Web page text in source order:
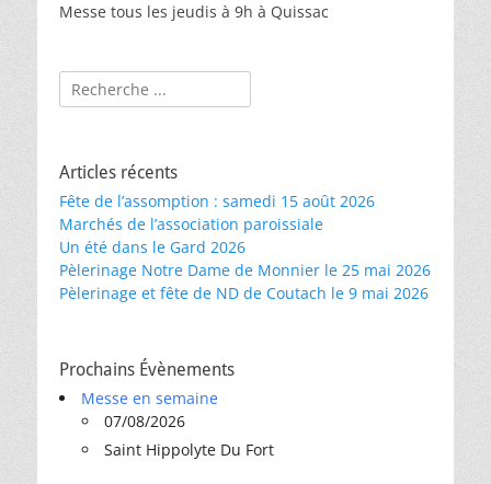
Messe tous les jeudis à 9h à Quissac
Rechercher :
Articles récents
Fête de l’assomption : samedi 15 août 2026
Marchés de l’association paroissiale
Un été dans le Gard 2026
Pèlerinage Notre Dame de Monnier le 25 mai 2026
Pèlerinage et fête de ND de Coutach le 9 mai 2026
Prochains Évènements
Messe en semaine
07/08/2026
Saint Hippolyte Du Fort